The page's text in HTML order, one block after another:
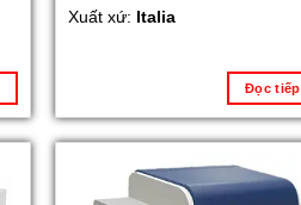
Xuất xứ: Italia
Đọc tiếp